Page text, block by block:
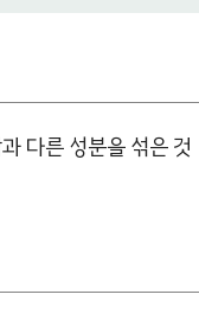
다른 성분을 섞은 것